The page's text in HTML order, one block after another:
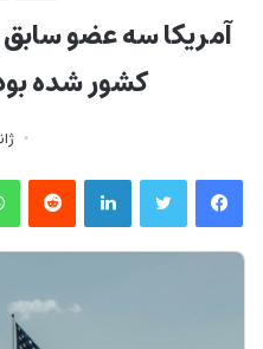
آمریکا سه عضو سابق
کشور شده
فیس بوک توییتر لینکدین